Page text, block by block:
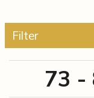
Filter
73 -